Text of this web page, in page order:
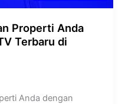
Properti Anda
Terbaru di
Anda dengan